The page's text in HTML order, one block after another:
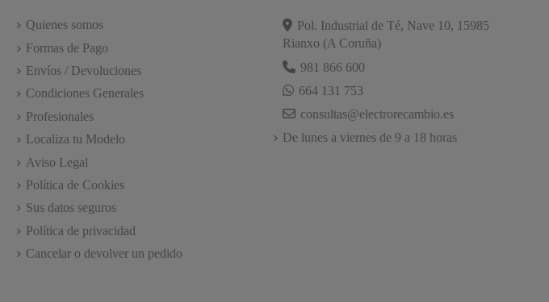
Quienes somos
Formas de Pago
Envíos / Devoluciones
Condiciones Generales
Profesionales
Localiza tu Modelo
Aviso Legal
Política de Cookies
Sus datos seguros
Política de privacidad
Cancelar o devolver un pedido
Pol. Industrial de Té, Nave 10, 15985
Rianxo (A Coruña)
981 866 600
664 131 753
consultas@electrorecambio.es
De lunes a viernes de 9 a 18 horas